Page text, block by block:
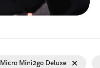
Micro Mini2go Deluxe